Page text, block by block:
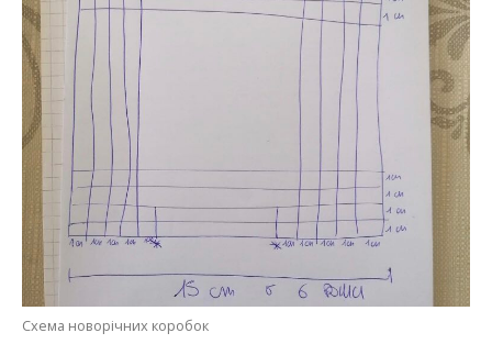
Схема новорічних коробок